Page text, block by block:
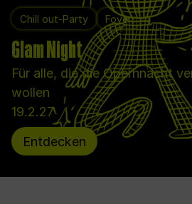
Chill out-Party Foyer
Glam Night
Für alle, die die Opernnacht
wollen
19.2.27
Entdecken